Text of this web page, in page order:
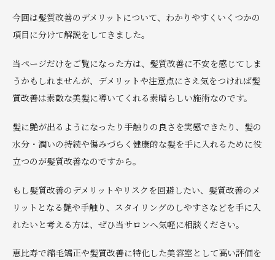
今回は髪質改善のデメリットについて、わかりやすくいくつかの
項目に分けて解説をしてきました。
当ページだけをご覧になった方は、髪質改善に不安を感じてしま
うかもしれませんが、デメリットや注意点にさえ気をつければ髪
質改善は素敵な美髪に導いてくれる素晴らしい施術なのです。
髪に艶が出るようになったり手触りの良さを実感できたり、髪の
水分・潤いの持続や傷みづらく健康的な髪を手に入れるために役
立つのが髪質改善なのですから。
もし髪質改善のデメリットやリスクを回避したい、髪質改善のメ
リットとなる艶や手触り、スタイリングのしやすさなどを手に入
れたいと考える方は、ぜひ当サロンへ気軽に相談ください。
恵比寿で縮毛矯正や髪質改善に特化した美容室として高い評価を